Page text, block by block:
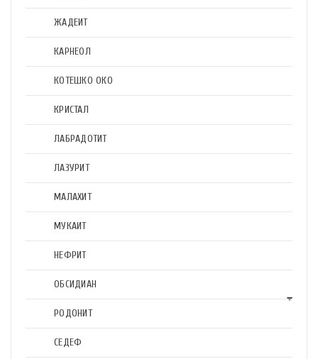
ЖАДЕИТ
КАРНЕОЛ
КОТЕШКО ОКО
КРИСТАЛ
ЛАБРАДОТИТ
ЛАЗУРИТ
МАЛАХИТ
МУКАИТ
НЕФРИТ
ОБСИДИАН
РОДОНИТ
СЕДЕФ